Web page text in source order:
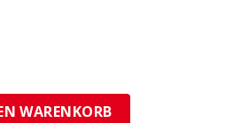
(10 Stück) Menge
WARENKORB